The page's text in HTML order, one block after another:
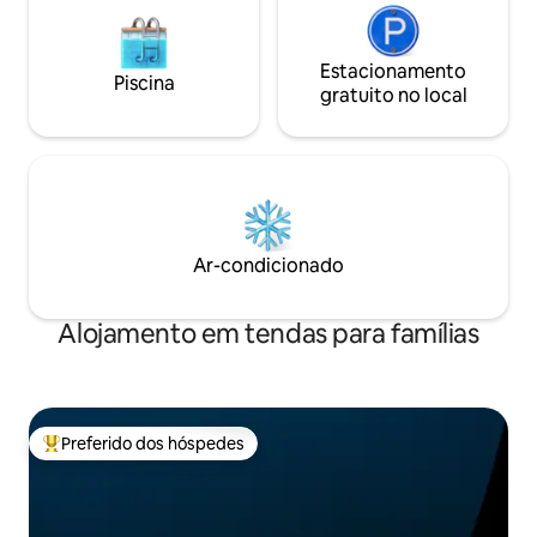
Piscina
Estacionamento
gratuito no local
Ar-condicionado
Alojamento em tendas para famílias
Entre os melhores preferidos dos hóspedes
Preferido dos hóspedes